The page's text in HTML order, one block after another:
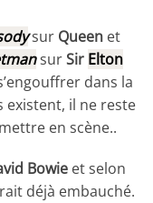
sur Queen et
surSir Elton
dans la
existent, il ne reste
en scène..
Bowie et selon
déjà embauché.